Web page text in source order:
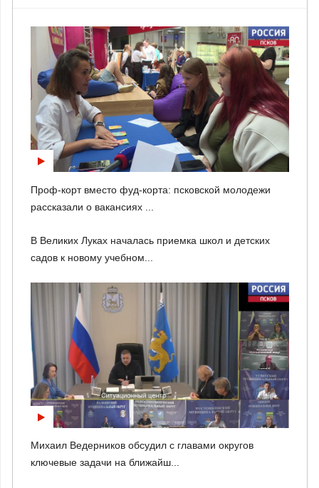
Проф-корт вместо фуд-корта: псковской молодежи
рассказали о вакансиях ...
В Великих Луках началась приемка школ и детских
садов к новому учебном...
Михаил Ведерников обсудил с главами округов
ключевые задачи на ближайш...